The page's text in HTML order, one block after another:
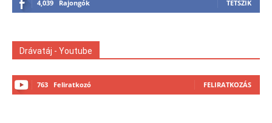
4,039 Rajongók TETSZIK
Drávatáj - Youtube
763 Feliratkozó FELIRATKOZÁS